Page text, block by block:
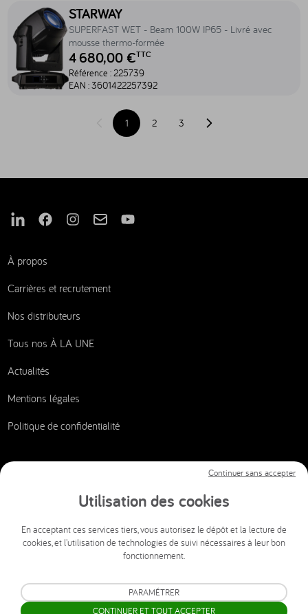
Accéder au produit SUPERFAST WET - Beam 100W IP65 - Livré
STARWAY
SUPERFAST WET - Beam 100W IP65 - Livré avec
mousse thermo-formée
4 680,00 €TTC
Référence :225739
EAN :3601422257392
Page précédente
1 2 3 Page suivante
Nous suivre sur Linkedin
Nous suivre sur Facebook
Nous suivre sur Instagram
Nous suivre sur Mail
Nous suivre sur Youtube
À propos
Carrières et recrutement
Nos distributeurs
Tous nos À LA UNE
Actualités
Mentions légales
Politique de confidentialité
CSI AUDIOVISUEL
info@csi-audiovisuel.com
Utilisation des cookies
En acceptant ces services tiers, vous autorisez le dépôt et la lecture de
cookies, et l'utilisation de technologies de suivi nécessaires à leur bon
fonctionnement.
Continuer sans accepter
PARAMÉTRER
CONTINUER ET TOUT ACCEPTER